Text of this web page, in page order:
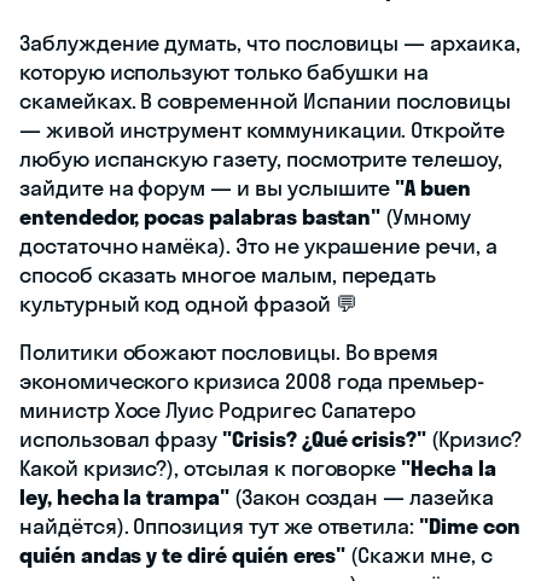
Заблуждение думать, что пословицы — архаика,
которую используют только бабушки на
скамейках. В современной Испании пословицы
— живой инструмент коммуникации. Откройте
любую испанскую газету, посмотрите телешоу,
зайдите на форум — и вы услышите "A buen
entendedor, pocas palabras bastan" (Умному
достаточно намёка). Это не украшение речи, а
способ сказать многое малым, передать
культурный код одной фразой 💬
Политики обожают пословицы. Во время
экономического кризиса 2008 года премьер-
министр Хосе Луис Родригес Сапатеро
использовал фразу "Crisis? ¿Qué crisis?" (Кризис?
Какой кризис?), отсылая к поговорке "Hecha la
ley, hecha la trampa"(Закон создан — лазейка
найдётся). Оппозиция тут же ответила: "Dime con
quién andas y te diré quién eres" (Скажи мне, с